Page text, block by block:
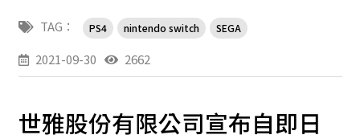
TAG： PS4 nintendo switch SEGA
2021-09-30 2662
世雅股份有限公司宣布自即日